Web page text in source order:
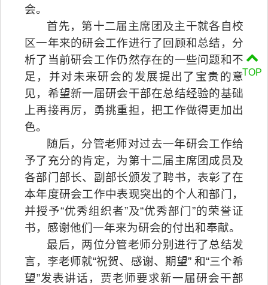
会。
首先，第十二届主席团及主干就各自校
区一年来的研会工作进行了回顾和总结，分
析了当前研会工作仍然存在的一些问题和不
足，并对未来研会的发展提出了宝贵的意
见，希望新一届研会干部在总结经验的基础
上再接再厉，勇挑重担，把工作做得更加出
色。
随后， 分管老师对过去一年研会工作给
予了充分的肯定， 为第十二届主席团成员及
各部门部长、 副部长颁发了聘书，表彰了在
本年度研会工作中表现突出的个人和部门，
并授予“优秀组织者”及“优秀部门”的荣誉证
书，感谢他们一年来为研会的付出和奉献。
最后，两位分管老师分别进行了总结发
言，李老师就“祝贺、感谢、期望” 和“三个希
望”发表讲话，贾老师要求新一届研会干部
TOP